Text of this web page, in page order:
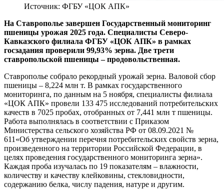
Источник: ФГБУ «ЦОК АПК»
На Ставрополье завершен Государственный мониторинг
пшеницы урожая 2025 года. Специалисты Северо-
Кавказского филиала ФГБУ «ЦОК АПК» в рамках
госзадания проверили 99,93% зерна. Две трети
ставропольской пшеницы – продовольственная.
Ставрополье собрало рекордный урожай зерна. Валовой сбор
пшеницы – 8,224 млн т. В рамках государственного
мониторинга, по данным на 5 ноября, специалисты филиала
«ЦОК АПК» провели 133 475 исследований потребительских
качеств в 7025 пробах, отобранных от 7,441 млн т пшеницы.
Работа выполнялась в соответствии с Приказом
Министерства сельского хозяйства РФ от 08.09.2021 №
611«Об утверждении перечня потребительских свойств зерна,
произведенного на территории Российской Федерации, в
целях проведения государственного мониторинга зерна».
Каждая проба изучалась по 19 показателям – влажности,
количеству и качеству клейковины, стекловидности,
содержанию белка, числу падения, натуре и другим.